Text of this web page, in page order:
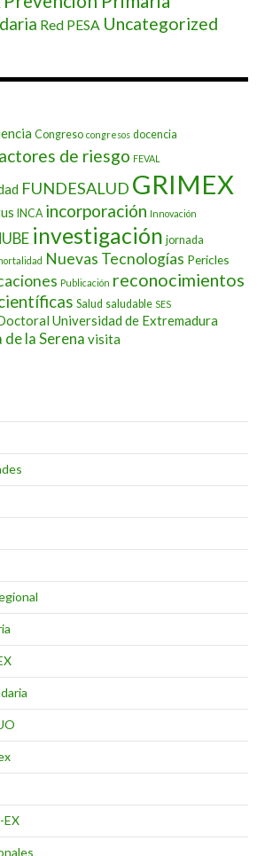
Red PESA Uncategorized
Congreso congresos docencia
de riesgo FEVAL
FUNDESALUD GRIMEX
INCA incorporación Innovación
investigación jornada
Nuevas Tecnologías Pericles
Publicación reconocimientos
Salud saludable SES
Universidad de Extremadura
la Serena visita
EX